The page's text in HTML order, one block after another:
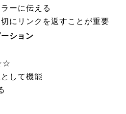
ーに伝える
にリンクを返すことが重要
ション
して機能